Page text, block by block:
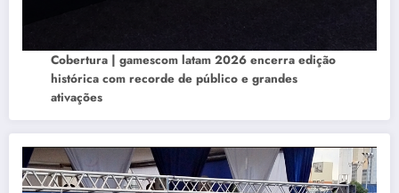
Cobertura | gamescom latam 2026 encerra edição
histórica com recorde de público e grandes
ativações